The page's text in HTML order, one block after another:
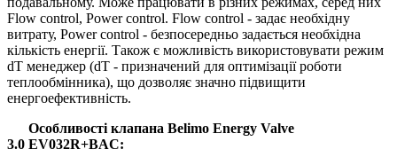
Flow control, Power control. Flow control - задає необхідну
витрату, Power control - безпосередньо задається необхідна
кількість енергії. Також є можливість використовувати режим
dT менеджер (dT - призначений для оптимізації роботи
теплообмінника), що дозволяє значно підвищити
енергоефективність.
Особливості клапана Belimo Energy Valve
3.0 EV032R+BAC: